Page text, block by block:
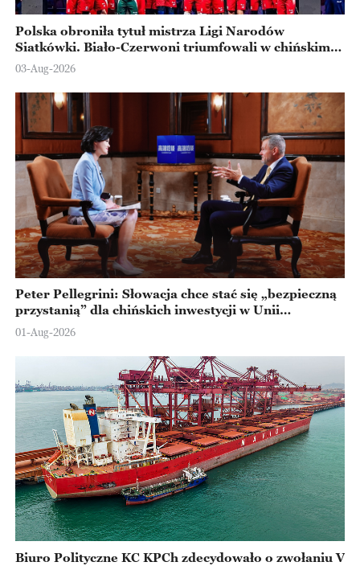
Polska obroniła tytuł mistrza Ligi Narodów
Siatkówki. Biało-Czerwoni triumfowali w chińskim
Ningbo
03-Aug-2026
Peter Pellegrini: Słowacja chce stać się „bezpieczną
przystanią” dla chińskich inwestycji w Unii
Europejskiej
01-Aug-2026
Biuro Polityczne KC KPCh zdecydowało o zwołaniu V